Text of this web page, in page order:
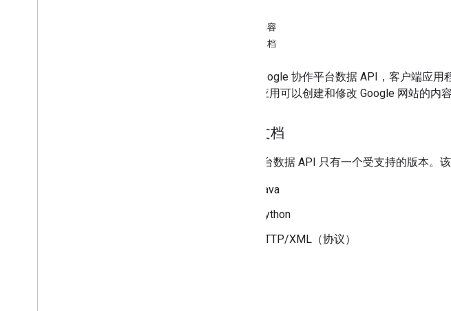
本页内容
可用文档
通过 Google 协作平台数据 API，客户端应
API，应用可以创建和修改 Google 网站的
可用文档
协作平台数据 API 只有一个受支持的版本。
Java
Python
HTTP/XML（协议）